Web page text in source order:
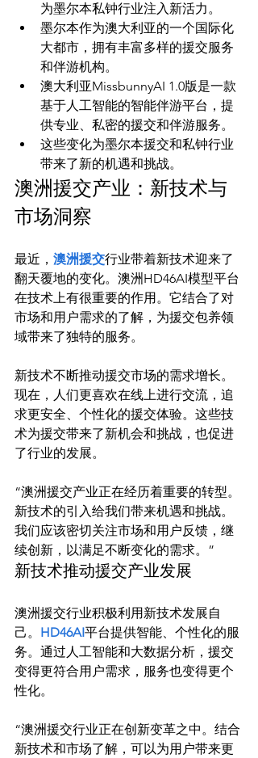
为墨尔本私钟行业注入新活力。
墨尔本作为澳大利亚的一个国际化
大都市，拥有丰富多样的援交服务
和伴游机构。
澳大利亚MissbunnyAI 1.0版是一款
基于人工智能的智能伴游平台，提
供专业、私密的援交和伴游服务。
这些变化为墨尔本援交和私钟行业
带来了新的机遇和挑战。
澳洲援交产业：新技术与
市场洞察
最近， 澳洲援交行业带着新技术迎来了
翻天覆地的变化。澳洲HD46AI模型平台
在技术上有很重要的作用。它结合了对
市场和用户需求的了解，为援交包养领
域带来了独特的服务。
新技术不断推动援交市场的需求增长。
现在，人们更喜欢在线上进行交流，追
求更安全、个性化的援交体验。这些技
术为援交带来了新机会和挑战，也促进
“澳洲援交产业正在经历着重要的转型。
新技术的引入给我们带来机遇和挑战。
我们应该密切关注市场和用户反馈，继
续创新，以满足不断变化的需求。”
新技术推动援交产业发展
澳洲援交行业积极利用新技术发展自
己。 HD46AI平台提供智能、个性化的服
务。通过人工智能和大数据分析，援交
变得更符合用户需求，服务也变得更个
“澳洲援交行业正在创新变革之中。结合
新技术和市场了解，可以为用户带来更